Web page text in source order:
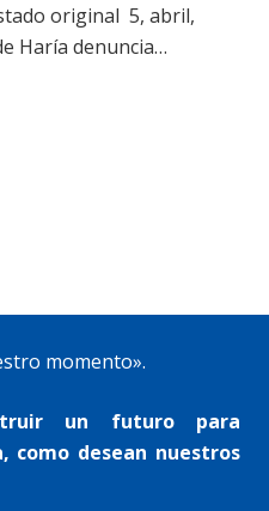
original 5, abril,
Haría denuncia…
momento».
un futuro para
como desean nuestros